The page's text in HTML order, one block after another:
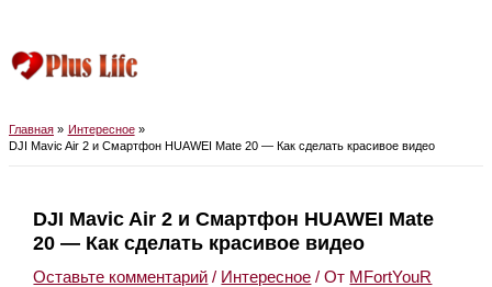
Перейти
к
меню
Главная
Интересное
DJI Mavic Air 2 и Смартфон HUAWEI Mate 20 — Как сделать красивое видео
DJI Mavic Air 2 и Смартфон HUAWEI Mate
20 — Как сделать красивое видео
Оставьте комментарий / Интересное / От MFortYouR